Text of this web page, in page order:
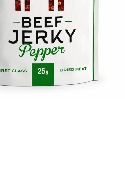
NATURAL
35 Kč
Původně: